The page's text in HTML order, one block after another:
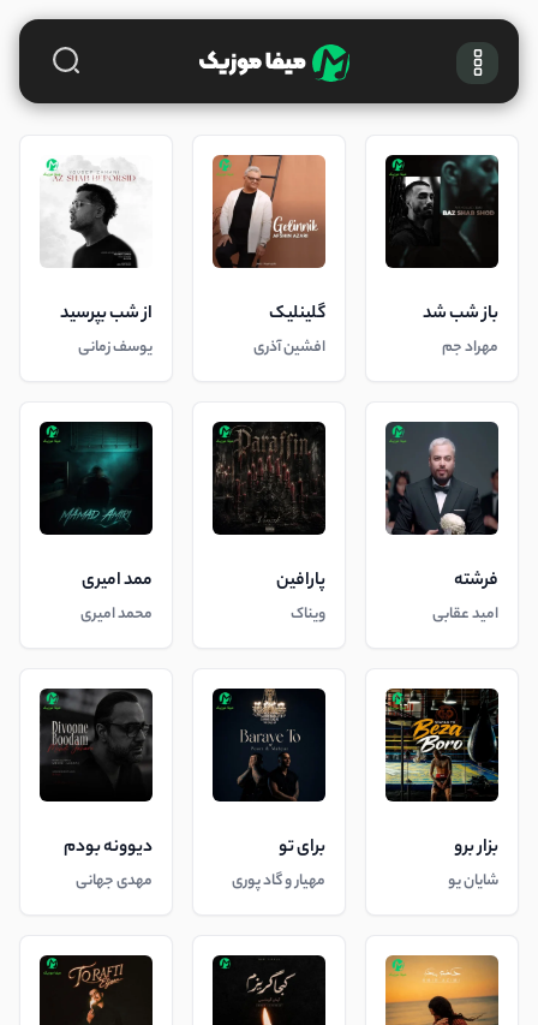
باز شب شد
مهراد جم
گلینلیک
افشین آذری
از شب بپرسید
یوسف زمانی
فرشته
امید عقابی
پارافین
ویناک
ممد امیری
محمد امیری
بزار برو
شایان یو
برای تو
مهیار و گاد پوری
دیوونه بودم
مهدی جهانی